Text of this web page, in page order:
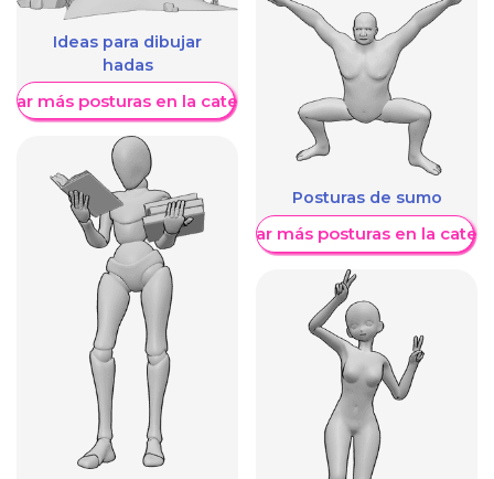
Ideas para dibujar
hadas
más posturas en la categoría
Posturas de sumo
Mostrar más posturas en la